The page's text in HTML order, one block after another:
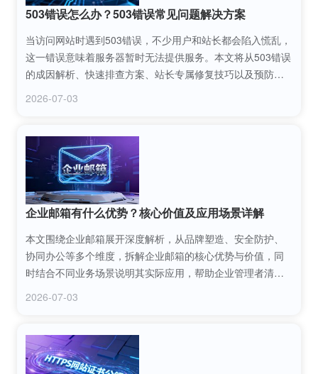
503错误怎么办？503错误常见问题解决方案
当访问网站时遇到503错误，不少用户和站长都会陷入慌乱，
这一错误意味着服务器暂时无法提供服务。本文将从503错误
的成因解析、快速排查方案、站长专属修复技巧以及预防策
2026-07-03
企业邮箱有什么优势？核心价值及应用场景详解
本文围绕企业邮箱展开深度解析，从品牌塑造、安全防护、
协同办公等多个维度，拆解企业邮箱的核心优势与价值，同
时结合不同业务场景说明其实际应用，帮助企业管理者清晰
2026-07-03